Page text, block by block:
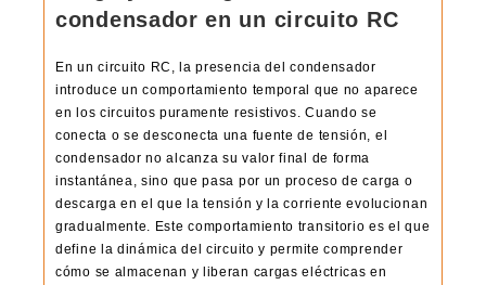
condensador en un circuito RC
En un circuito RC, la presencia del condensador
introduce un comportamiento temporal que no aparece
en los circuitos puramente resistivos. Cuando se
conecta o se desconecta una fuente de tensión, el
condensador no alcanza su valor final de forma
instantánea, sino que pasa por un proceso de carga o
descarga en el que la tensión y la corriente evolucionan
gradualmente. Este comportamiento transitorio es el que
define la dinámica del circuito y permite comprender
cómo se almacenan y liberan cargas eléctricas en